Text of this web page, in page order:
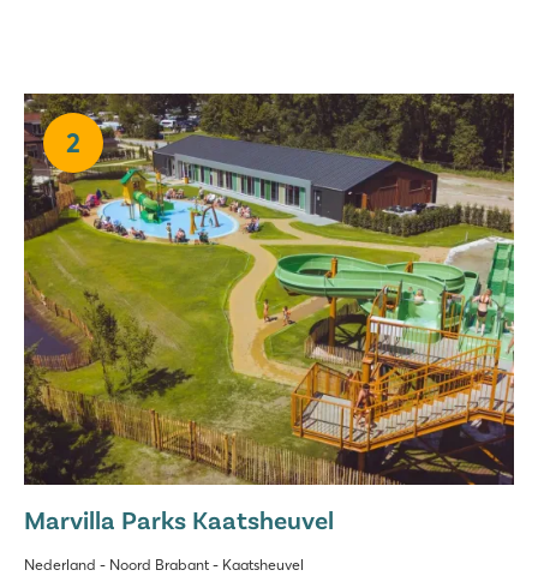
2
Marvilla Parks Kaatsheuvel
Nederland - Noord Brabant - Kaatsheuvel